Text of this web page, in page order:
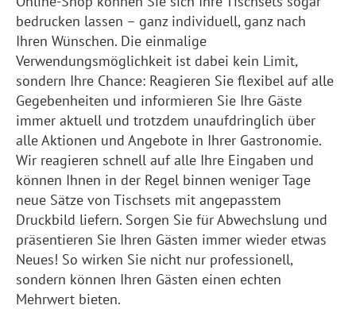
bedrucken lassen – ganz individuell, ganz nach
Ihren Wünschen. Die einmalige
Verwendungsmöglichkeit ist dabei kein Limit,
sondern Ihre Chance: Reagieren Sie flexibel auf alle
Gegebenheiten und informieren Sie Ihre Gäste
immer aktuell und trotzdem unaufdringlich über
alle Aktionen und Angebote in Ihrer Gastronomie.
Wir reagieren schnell auf alle Ihre Eingaben und
können Ihnen in der Regel binnen weniger Tage
neue Sätze von Tischsets mit angepasstem
Druckbild liefern. Sorgen Sie für Abwechslung und
präsentieren Sie Ihren Gästen immer wieder etwas
Neues! So wirken Sie nicht nur professionell,
sondern können Ihren Gästen einen echten
Mehrwert bieten.